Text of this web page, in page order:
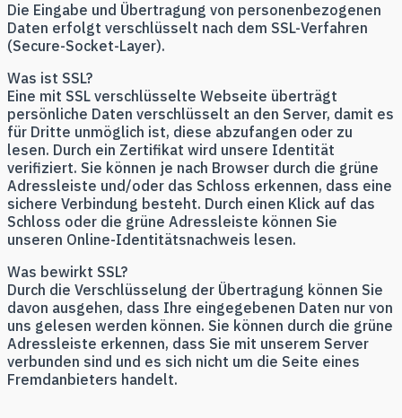
Die Eingabe und Übertragung von personenbezogenen
Daten erfolgt verschlüsselt nach dem SSL-Verfahren
(Secure-Socket-Layer).
Was ist SSL?
Eine mit SSL verschlüsselte Webseite überträgt
persönliche Daten verschlüsselt an den Server, damit es
für Dritte unmöglich ist, diese abzufangen oder zu
lesen. Durch ein Zertifikat wird unsere Identität
verifiziert. Sie können je nach Browser durch die grüne
Adressleiste und/oder das Schloss erkennen, dass eine
sichere Verbindung besteht. Durch einen Klick auf das
Schloss oder die grüne Adressleiste können Sie
unseren Online-Identitätsnachweis lesen.
Was bewirkt SSL?
Durch die Verschlüsselung der Übertragung können Sie
davon ausgehen, dass Ihre eingegebenen Daten nur von
uns gelesen werden können. Sie können durch die grüne
Adressleiste erkennen, dass Sie mit unserem Server
verbunden sind und es sich nicht um die Seite eines
Fremdanbieters handelt.